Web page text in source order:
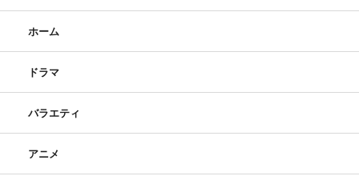
ホーム
ドラマ
バラエティ
アニメ